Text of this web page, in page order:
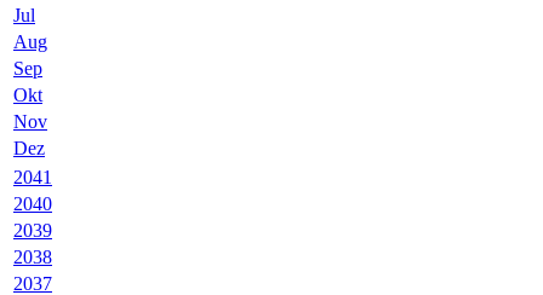
Jul
Aug
Sep
Okt
Nov
Dez
2041
2040
2039
2038
2037